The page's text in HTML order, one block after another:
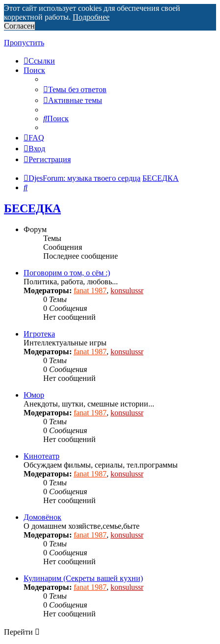
Этот сайт использует cookies для обеспечения своей
корректной работы. Подробнее
Согласен
Пропустить
Ссылки
Поиск
Темы без ответов
Активные темы
Поиск
FAQ
Вход
Регистрация
DjesForum: музыка твоего сердца БЕСЕДКА
Поиск
БЕСЕДКА
Форум
Темы
Сообщения
Последнее сообщение
Поговорим о том, о сём :)
Политика, работа, любовь...
Модераторы: fanat 1987, konsulussr
0 Темы
0 Сообщения
Нет сообщений
Игротека
Интеллектуальные игры
Модераторы: fanat 1987, konsulussr
0 Темы
0 Сообщения
Нет сообщений
Юмор
Анекдоты, шутки, смешные истории...
Модераторы: fanat 1987, konsulussr
0 Темы
0 Сообщения
Нет сообщений
Кинотеатр
Обсуждаем фильмы, сериалы, тел.программы
Модераторы: fanat 1987, konsulussr
0 Темы
0 Сообщения
Нет сообщений
Домовёнок
О домашнем хозяйстве,семье,быте
Модераторы: fanat 1987, konsulussr
0 Темы
0 Сообщения
Нет сообщений
Кулинарим (Секреты вашей кухни)
Модераторы: fanat 1987, konsulussr
0 Темы
0 Сообщения
Нет сообщений
Перейти